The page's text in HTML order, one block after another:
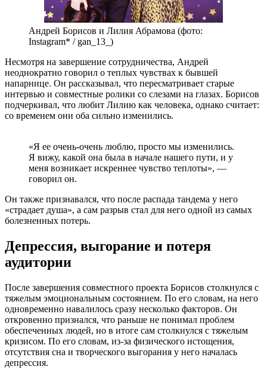
Андрей Борисов и Лилия Абрамова (фото:
Instagram* / gan_13_)
Несмотря на завершение сотрудничества, Андрей
неоднократно говорил о теплых чувствах к бывшей
напарнице. Он рассказывал, что пересматривает старые
интервью и совместные ролики со слезами на глазах. Борисов
подчеркивал, что любит Лилию как человека, однако считает:
со временем они оба сильно изменились.
«Я ее очень-очень люблю, просто мы изменились.
Я вижу, какой она была в начале нашего пути, и у
меня возникает искреннее чувство теплоты», —
говорил он.
Он также признавался, что после распада тандема у него
«страдает душа», а сам разрыв стал для него одной из самых
болезненных потерь.
Депрессия, выгорание и потеря
аудитории
После завершения совместного проекта Борисов столкнулся с
тяжелым эмоциональным состоянием. По его словам, на него
одновременно навалилось сразу несколько факторов. Он
откровенно признался, что раньше не понимал проблем
обеспеченных людей, но в итоге сам столкнулся с тяжелым
кризисом. По его словам, из-за физического истощения,
отсутствия сна и творческого выгорания у него началась
депрессия.